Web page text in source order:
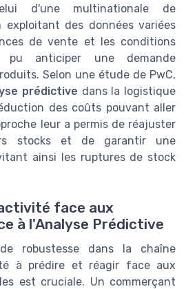
d'une multinationale de
exploitant des données variées
de vente et les conditions
pu anticiper une demande
Selon une étude de PwC,
prédictive dans la logistique
des coûts pouvant aller
leur a permis de réajuster
stocks et de garantir une
ainsi les ruptures de stock
face aux
à l'Analyse Prédictive
robustesse dans la chaîne
à prédire et réagir face aux
est cruciale. Un commerçant